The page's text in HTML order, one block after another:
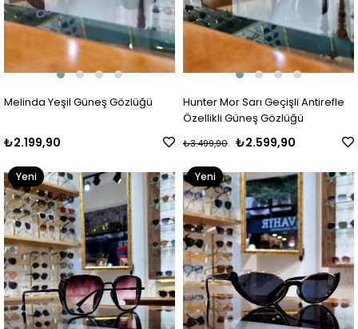
Melinda Yeşil Güneş Gözlüğü
₺2.199,90
Hunter Mor Sarı Geçişli Antirefle
Özellikli Güneş Gözlüğü
₺2.599,90
₺3.499,90
Yeni
Ürün
Yeni
Ürün